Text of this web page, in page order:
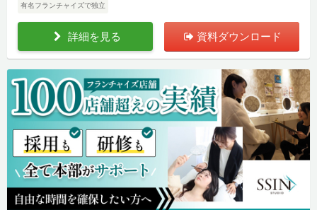
有名フランチャイズで独立
詳細を見る 資料ダウンロード